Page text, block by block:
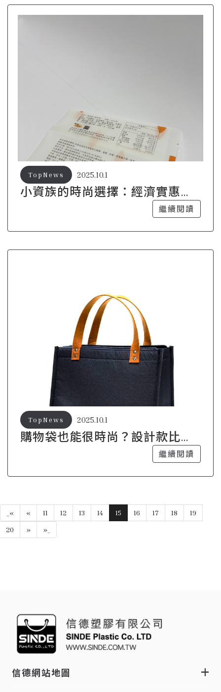
小資族的時尚選擇：經濟實惠的
2025.10.1
TopNews
繼續閱讀
購物袋也能很時尚？設計款比你
2025.10.1
TopNews
繼續閱讀
_« « 11 12 13 14 15 16 17 18
19
20
» »_
信德網站地圖